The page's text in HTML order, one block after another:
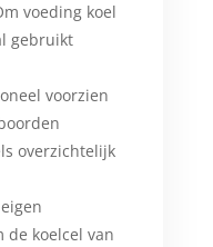
voeding koel
gebruikt
voorzien
overzichtelijk
de koelcel van